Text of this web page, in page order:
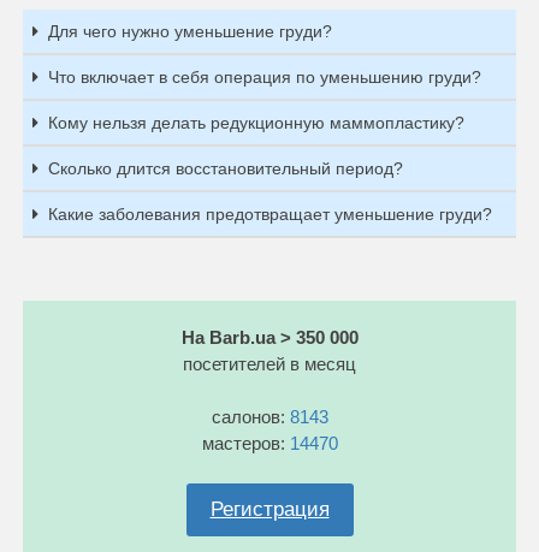
Для чего нужно уменьшение груди?
Что включает в себя операция по уменьшению груди?
Кому нельзя делать редукционную маммопластику?
Сколько длится восстановительный период?
Какие заболевания предотвращает уменьшение груди?
На Barb.ua > 350 000
посетителей в месяц
салонов: 8143
мастеров: 14470
Регистрация